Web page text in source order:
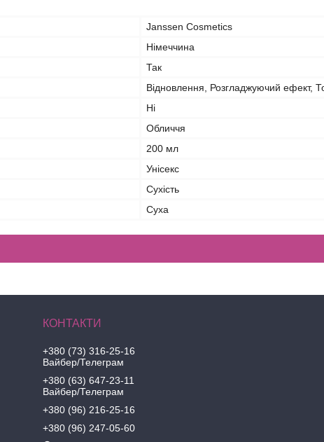
Janssen Cosmetics
Німеччина
Так
Відновлення, Розгладжуючий ефект,
Ні
Обличчя
200 мл
Унісекс
Сухість
Суха
+380 (73) 316-25-16
Вайбер/Телеграм
+380 (63) 647-23-11
Вайбер/Телеграм
+380 (96) 216-25-16
+380 (96) 247-05-60